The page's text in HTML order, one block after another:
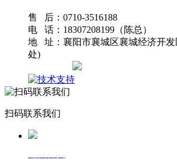
售 后：0710-3516188
电 话：18307208199（陈总）
地 址：襄阳市襄城区襄城经济开发
处)
扫码联系我们